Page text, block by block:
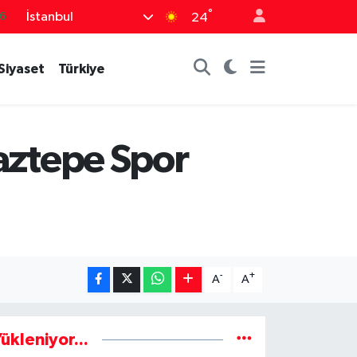
İstanbul 24°
Türkiye
Spor
A- A+